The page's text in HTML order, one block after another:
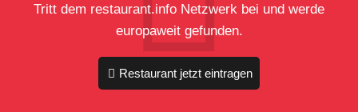
Tritt dem restaurant.info Netzwerk bei und werde
europaweit gefunden.
Restaurant jetzt eintragen